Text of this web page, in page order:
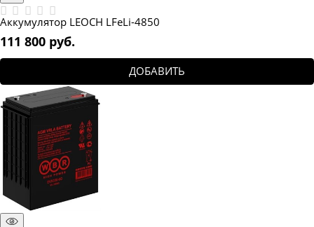
Аккумулятор LEOCH LFeLi-4850
111 800 руб.
ДОБАВИТЬ